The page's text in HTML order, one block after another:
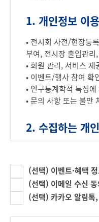
1. 개인정보 이
• 전시회 사전/현장등
부여, 전시장 출입관
• 회원 관리, 서비스
• 이벤트/행사 참여 확
• 인구통계학적 특성
• 문의 사항 또는 불만
2. 수집하는 개
최소한의 개인정보를
[전시회 참관 사전/현
(선택) 이벤트·혜택
(선택) 이메일 수신 동
(선택) 카카오 알림